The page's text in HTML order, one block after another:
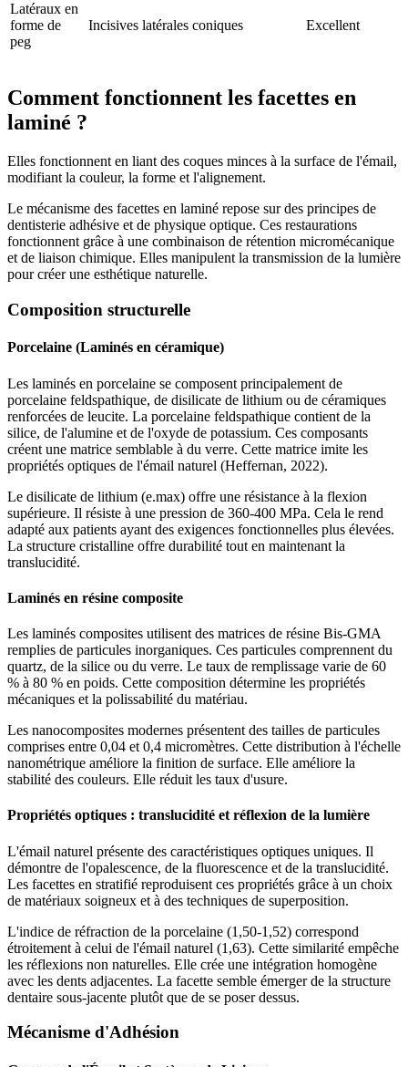
Latéraux en
forme de
peg
Incisives latérales coniques Excellent
Comment fonctionnent les facettes en
laminé ?
Elles fonctionnent en liant des coques minces à la surface de l'émail,
modifiant la couleur, la forme et l'alignement.
Le mécanisme des facettes en laminé repose sur des principes de
dentisterie adhésive et de physique optique. Ces restaurations
fonctionnent grâce à une combinaison de rétention micromécanique
et de liaison chimique. Elles manipulent la transmission de la lumière
pour créer une esthétique naturelle.
Composition structurelle
Porcelaine (Laminés en céramique)
Les laminés en porcelaine se composent principalement de
porcelaine feldspathique, de disilicate de lithium ou de céramiques
renforcées de leucite. La porcelaine feldspathique contient de la
silice, de l'alumine et de l'oxyde de potassium. Ces composants
créent une matrice semblable à du verre. Cette matrice imite les
propriétés optiques de l'émail naturel (Heffernan, 2022).
Le disilicate de lithium (e.max) offre une résistance à la flexion
supérieure. Il résiste à une pression de 360-400 MPa. Cela le rend
adapté aux patients ayant des exigences fonctionnelles plus élevées.
La structure cristalline offre durabilité tout en maintenant la
translucidité.
Laminés en résine composite
Les laminés composites utilisent des matrices de résine Bis-GMA
remplies de particules inorganiques. Ces particules comprennent du
quartz, de la silice ou du verre. Le taux de remplissage varie de 60
% à 80 % en poids. Cette composition détermine les propriétés
mécaniques et la polissabilité du matériau.
Les nanocomposites modernes présentent des tailles de particules
comprises entre 0,04 et 0,4 micromètres. Cette distribution à l'échelle
nanométrique améliore la finition de surface. Elle améliore la
stabilité des couleurs. Elle réduit les taux d'usure.
Propriétés optiques : translucidité et réflexion de la lumière
L'émail naturel présente des caractéristiques optiques uniques. Il
démontre de l'opalescence, de la fluorescence et de la translucidité.
Les facettes en stratifié reproduisent ces propriétés grâce à un choix
de matériaux soigneux et à des techniques de superposition.
L'indice de réfraction de la porcelaine (1,50-1,52) correspond
étroitement à celui de l'émail naturel (1,63). Cette similarité empêche
les réflexions non naturelles. Elle crée une intégration homogène
avec les dents adjacentes. La facette semble émerger de la structure
dentaire sous-jacente plutôt que de se poser dessus.
Mécanisme d'Adhésion